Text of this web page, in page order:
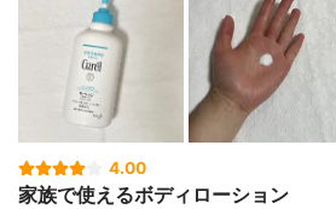
4.00
家族で使えるボディローション